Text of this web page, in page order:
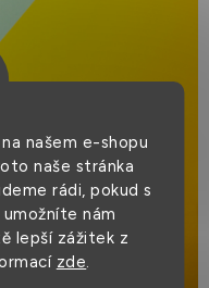
našem e-shopu
naše stránka
rádi, pokud s
nám
lepší zážitek z
zde.